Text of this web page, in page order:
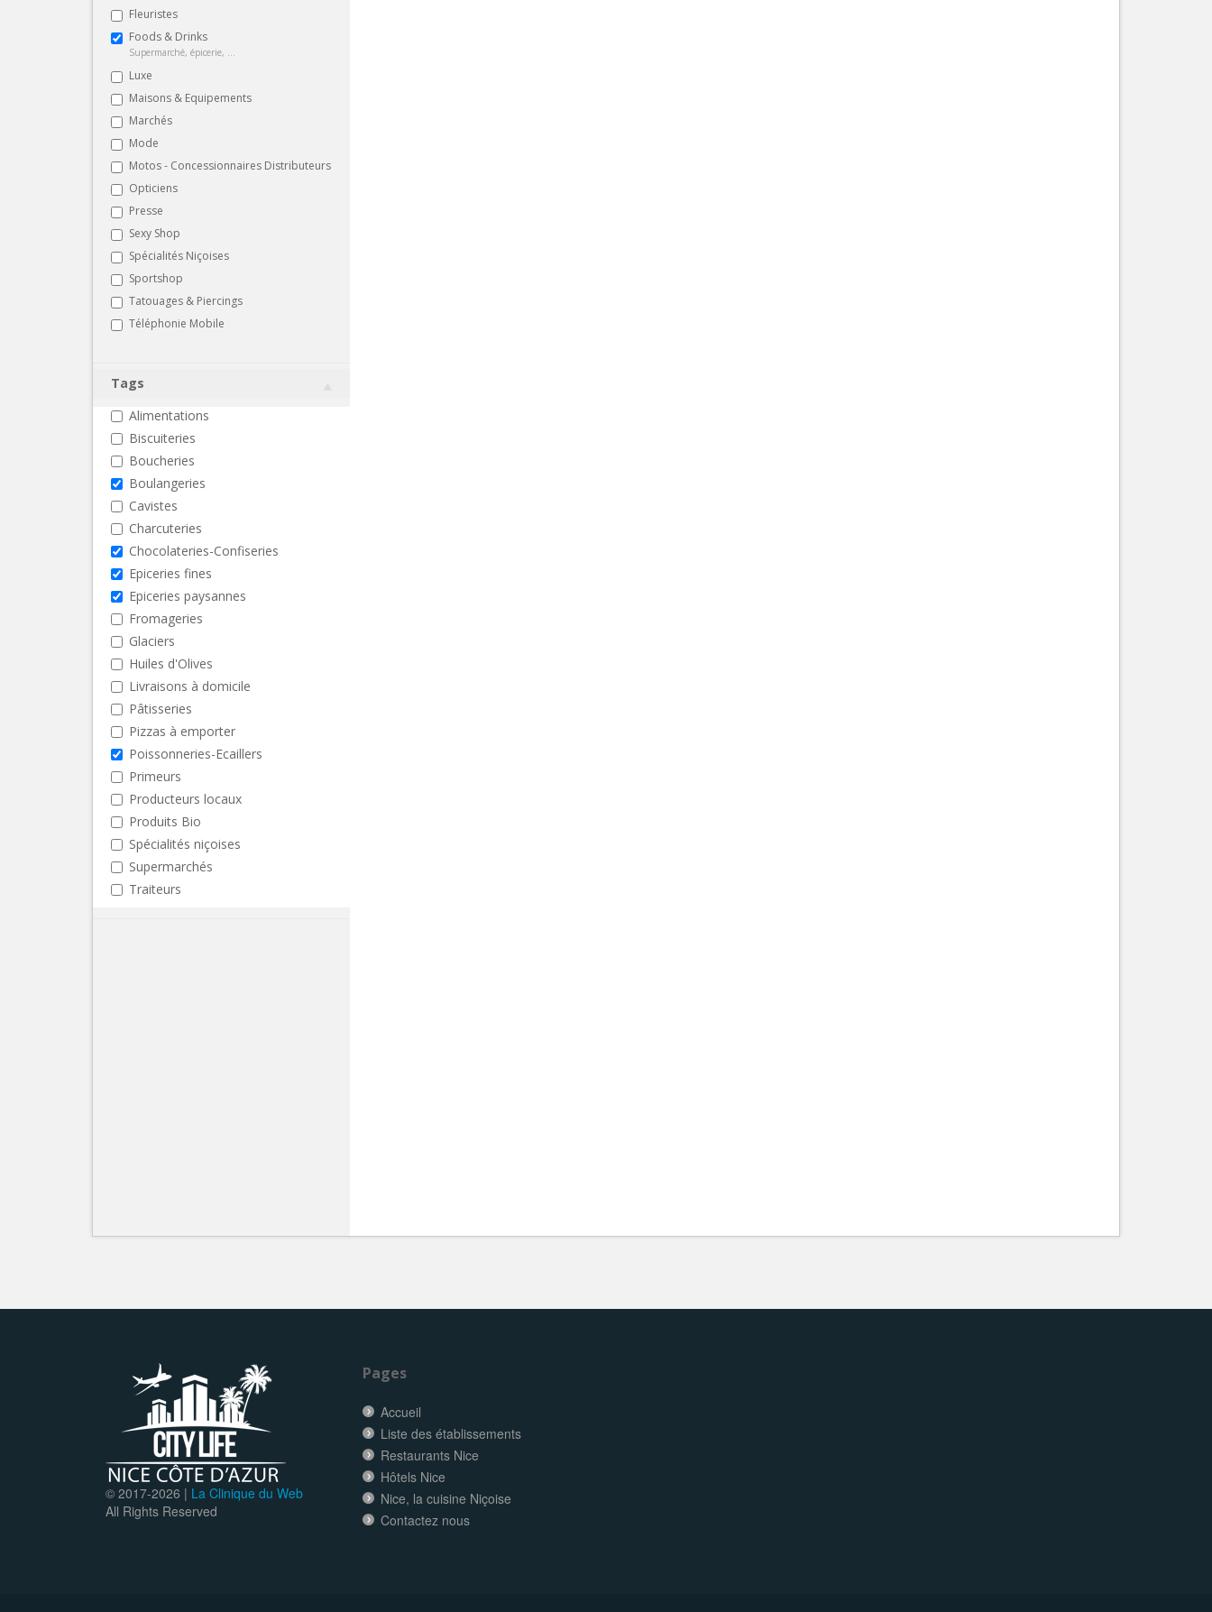
Fleuristes
Foods & Drinks
Supermarché, épicerie, ...
Luxe
Maisons & Equipements
Marchés
Mode
Motos - Concessionnaires Distributeurs
Opticiens
Presse
Sexy Shop
Spécialités Niçoises
Sportshop
Tatouages & Piercings
Téléphonie Mobile
Tags
Alimentations
Biscuiteries
Boucheries
Boulangeries
Cavistes
Charcuteries
Chocolateries-Confiseries
Epiceries fines
Epiceries paysannes
Fromageries
Glaciers
Huiles d'Olives
Livraisons à domicile
Pâtisseries
Pizzas à emporter
Poissonneries-Ecaillers
Primeurs
Producteurs locaux
Produits Bio
Spécialités niçoises
Supermarchés
Traiteurs
© 2017-2026 | La Clinique du Web
All Rights Reserved
Pages
Accueil
Liste des établissements
Restaurants Nice
Hôtels Nice
Nice, la cuisine Niçoise
Contactez nous